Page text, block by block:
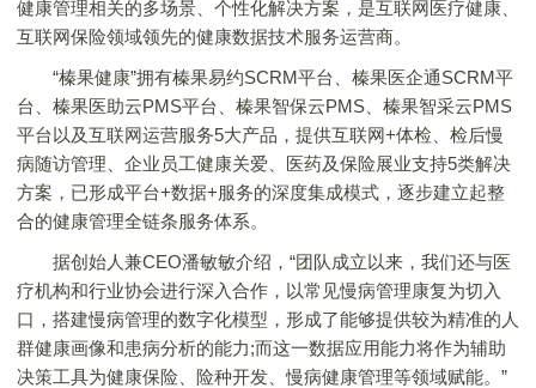
健康管理相关的多场景、个性化解决方案，是互联网医疗健康、
互联网保险领域领先的健康数据技术服务运营商。
“榛果健康”拥有榛果易约SCRM平台、榛果医企通SCRM平
台、榛果医助云PMS平台、榛果智保云PMS、榛果智采云PMS
平台以及互联网运营服务5大产品，提供互联网+体检、检后慢
病随访管理、企业员工健康关爱、医药及保险展业支持5类解决
方案，已形成平台+数据+服务的深度集成模式，逐步建立起整
合的健康管理全链条服务体系。
据创始人兼CEO潘敏敏介绍，“团队成立以来，我们还与医
疗机构和行业协会进行深入合作，以常见慢病管理康复为切入
口，搭建慢病管理的数字化模型，形成了能够提供较为精准的人
群健康画像和患病分析的能力;而这一数据应用能力将作为辅助
决策工具为健康保险、险种开发、慢病健康管理等领域赋能。”